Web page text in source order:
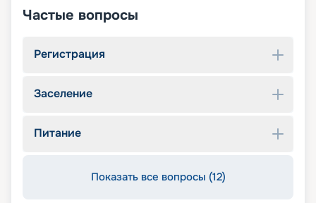
Частые вопросы
Регистрация
Заселение
Питание
Показать все вопросы (12)